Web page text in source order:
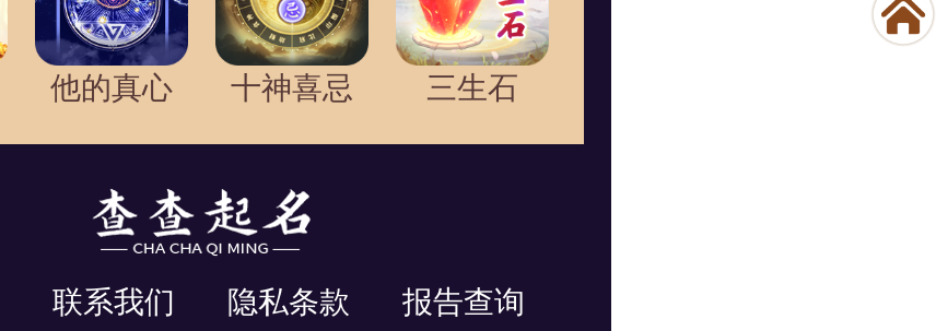
他的真心 十神喜忌 三生石
联系我们 隐私条款
报告查询